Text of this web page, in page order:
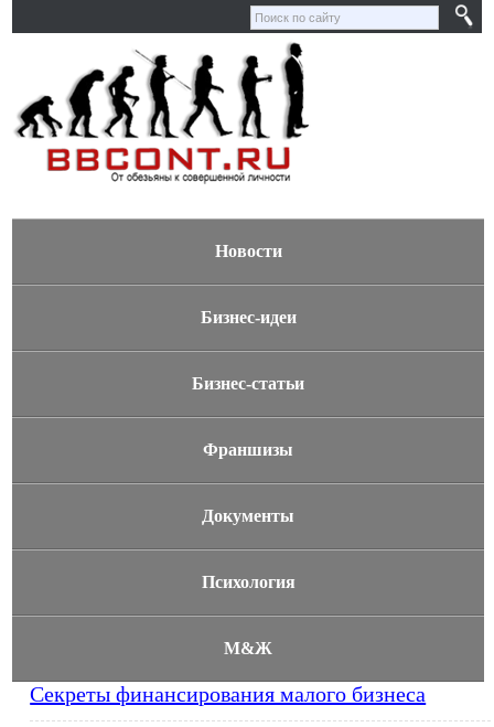
Новости
Бизнес-идеи
Бизнес-статьи
Франшизы
Документы
Психология
М&Ж
Секреты финансирования малого бизнеса